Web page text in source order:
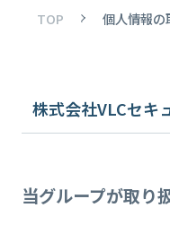
TOP 個人情報の
株式会社VLCセキ
当グループが取り